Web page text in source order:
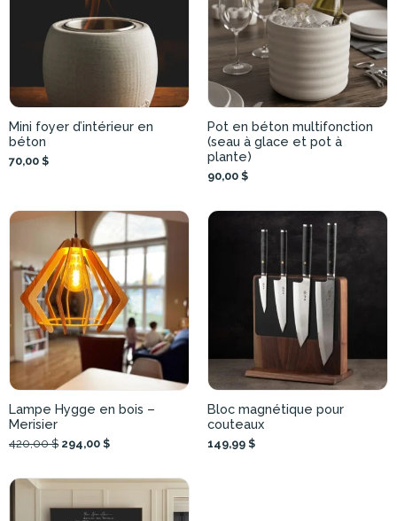
Mini foyer d’intérieur en
béton
70,00 $
Pot en béton multifonction
(seau à glace et pot à
plante)
90,00 $
Lampe Hygge en bois –
Merisier
420,00 $ 294,00 $
Bloc magnétique pour
couteaux
149,99 $